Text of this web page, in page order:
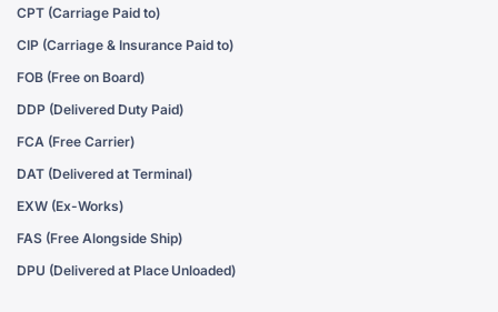
CPT (Carriage Paid to)
CIP (Carriage & Insurance Paid to)
FOB (Free on Board)
DDP (Delivered Duty Paid)
FCA (Free Carrier)
DAT (Delivered at Terminal)
EXW (Ex-Works)
FAS (Free Alongside Ship)
DPU (Delivered at Place Unloaded)